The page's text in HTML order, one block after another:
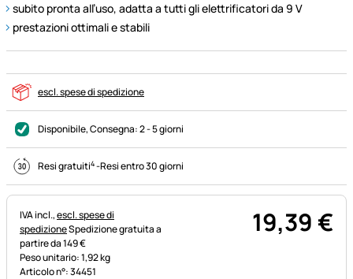
subito pronta all’uso, adatta a tutti gli elettrificatori da 9 V
prestazioni ottimali e stabili
escl. spese di spedizione
Disponibile, Consegna:2 - 5 giorni
Resi gratuiti4-Resi entro 30 giorni
Informazioni fiscali:
IVA incl.,escl. spese di
spedizioneSpedizione gratuita a
partire da 149 €
Peso unitario: 1,92 kg
Articolo n°: 34451
19,39€